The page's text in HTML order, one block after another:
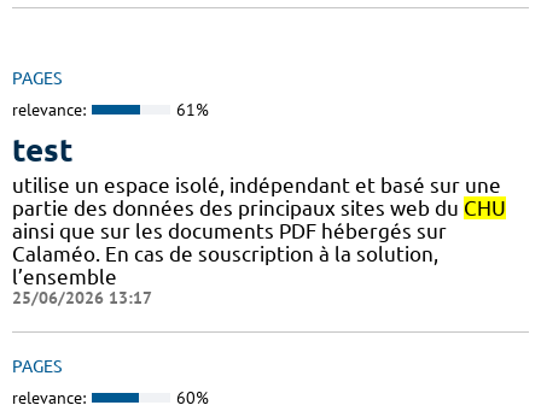
PAGES
relevance: 61%
test
utilise un espace isolé, indépendant et basé sur une
partie des données des principaux sites web du CHU
ainsi que sur les documents PDF hébergés sur
Calaméo. En cas de souscription à la solution,
l’ensemble
25/06/2026 13:17
PAGES
relevance: 60%